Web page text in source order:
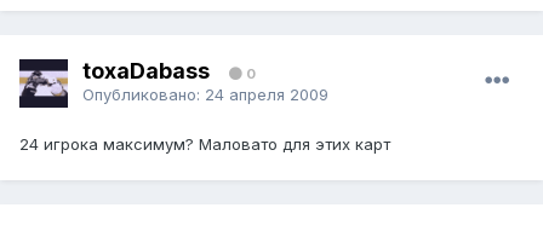
toxaDabass 0
Опубликовано: 24 апреля 2009
24 игрока максимум? Маловато для этих карт